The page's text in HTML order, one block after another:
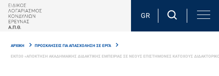
Skip
main
GR
ΑΡΧΙΚΗ ΠΡΟΣΚΛΗΣΕΙΣ ΓΙΑ ΑΠΑΣΧΟΛΗΣΗ ΣΕ ΕΡΓΑ
ΕΚΠ30 «ΑΠΟΚΤΗΣΗ ΑΚΑΔΗΜΑΙΚΗΣ ΔΙΔΑΚΤΙΚΗΣ ΕΜΠΕΙΡΙΑΣ ΣΕ ΝΕΟΥΣ ΕΠΙΣΤΗΜΟΝΕΣ ΚΑΤΟΧΟΥΣ